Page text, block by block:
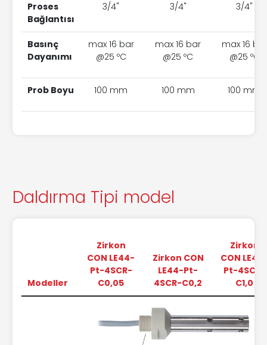
Proses
Bağlantısı
3/4" 3/4" 3/4"
Basınç
Dayanımı
max 16 bar
@25 ºC
max 16 bar
@25 ºC
max 16 bar
@25 ºC
Prob Boyu 100 mm 100 mm 100 mm
Daldırma Tipi model
Modeller
Zirkon
CON LE44-
Pt-4SCR-
C0,05
Zirkon CON
LE44-Pt-
4SCR-C0,2
Zirkon
CON
Pt-4SCR-
C1,0